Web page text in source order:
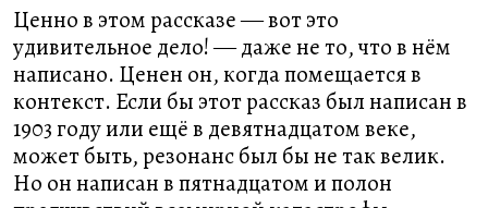
Ценно в этом рассказе ― вот это
удивительное дело! ― даже не то, что в нём
написано. Ценен он, когда помещается в
контекст. Если бы этот рассказ был написан в
1903 году или ещё в девятнадцатом веке,
может быть, резонанс был бы не так велик.
Но он написан в пятнадцатом и полон